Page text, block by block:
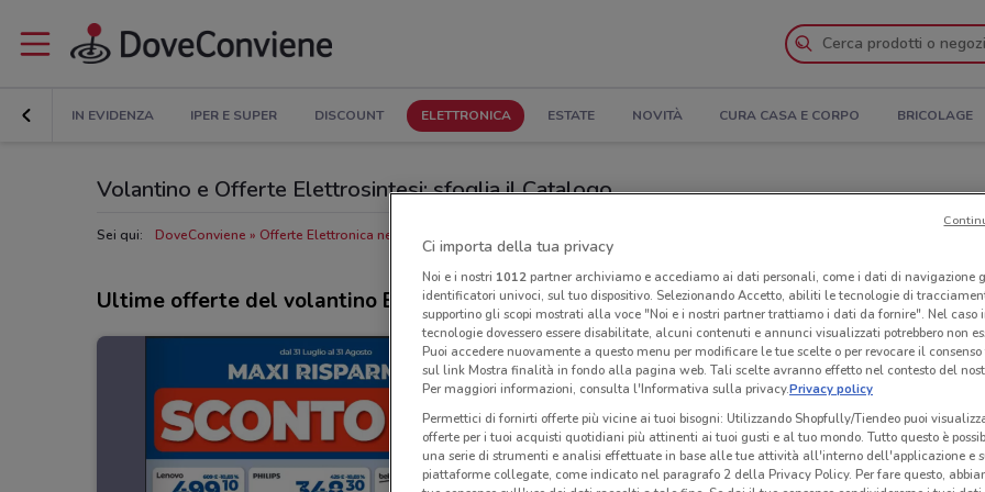
IN EVIDENZA IPER E SUPER DISCOUNT ELETTRONICA ESTATE NOVITÀ CURA CASA E CORPO BRICOLAGE
Volantino e Offerte Elettrosintesi: sfoglia il Catalogo
Sei qui: DoveConviene Offerte Elettronica nelle vicinanze
Ultime offerte del volantino Elettrosintesi
Ci importa della tua privacy
Noi e i nostri 1012partner archiviamo e accediamo ai dati personali, come i dati di navigazione
identificatori univoci, sul tuo dispositivo. Selezionando Accetto, abiliti le tecnologie di
supportino gli scopi mostrati alla voce "Noi e i nostri partner trattiamo i dati da fornire". Nel caso
tecnologie dovessero essere disabilitate, alcuni contenuti e annunci visualizzati potrebbero non
Puoi accedere nuovamente a questo menu per modificare le tue scelte o per revocare il
sul link Mostra finalità in fondo alla pagina web. Tali scelte avranno effetto nel contesto del
Per maggiori informazioni, consulta l'Informativa sulla privacy.Privacy policy
Permettici di fornirti offerte più vicine ai tuoi bisogni: Utilizzando Shopfully/Tiendeo puoi
offerte per i tuoi acquisti quotidiani più attinenti ai tuoi gusti e al tuo mondo. Tutto questo è
una serie di strumenti e analisi effettuate in base alle tue attività all'interno dell'applicazione e
piattaforme collegate, come indicato nel paragrafo 2 della Privacy Policy. Per fare questo,